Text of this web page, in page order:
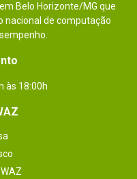
Belo Horizonte/MG que
nacional de computação
às 18:00h